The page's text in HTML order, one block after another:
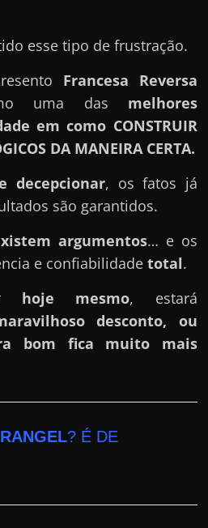
esse tipo de frustração.
Francesa Reversa
uma das melhores
em como CONSTRUIR
DA MANEIRA CERTA.
decepcionar, os fatos já
são garantidos.
argumentos… e os
e confiabilidadetotal.
hoje mesmo, estará
desconto, ou
bom fica muito mais
? É DE